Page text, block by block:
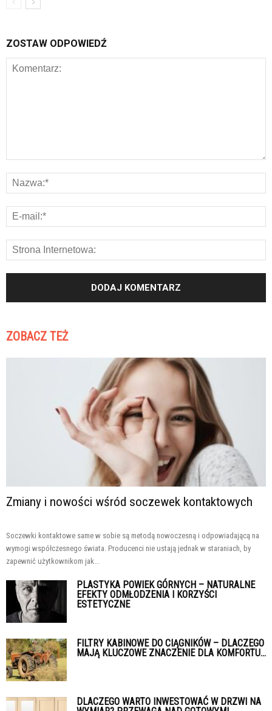
ZOSTAW ODPOWIEDŹ
ZOBACZ TEŻ
Zmiany i nowości wśród soczewek kontaktowych
Soczewki kontaktowe same w sobie są metodą nowoczesną i odpowiadającą na
wymogi współczesnego świata. Producenci nie ustają jednak w staraniach, by
zapewnić użytkownikom jak...
PLASTYKA POWIEK GÓRNYCH – NATURALNE
EFEKTY ODMŁODZENIA I KORZYŚCI
ESTETYCZNE
FILTRY KABINOWE DO CIĄGNIKÓW – DLACZEGO
MAJĄ KLUCZOWE ZNACZENIE DLA KOMFORTU...
DLACZEGO WARTO INWESTOWAĆ W DRZWI NA